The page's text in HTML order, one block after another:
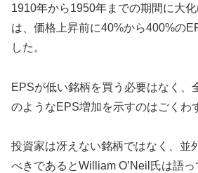
1910年から1950年までの期間に大
は、価格上昇前に40%から400%の
した。
EPSが低い銘柄を買う必要はなく、
のようなEPS増加を示すのはごくわ
投資家は冴えない銘柄ではなく、並
べきであるとWilliam O’Neil氏は語っ